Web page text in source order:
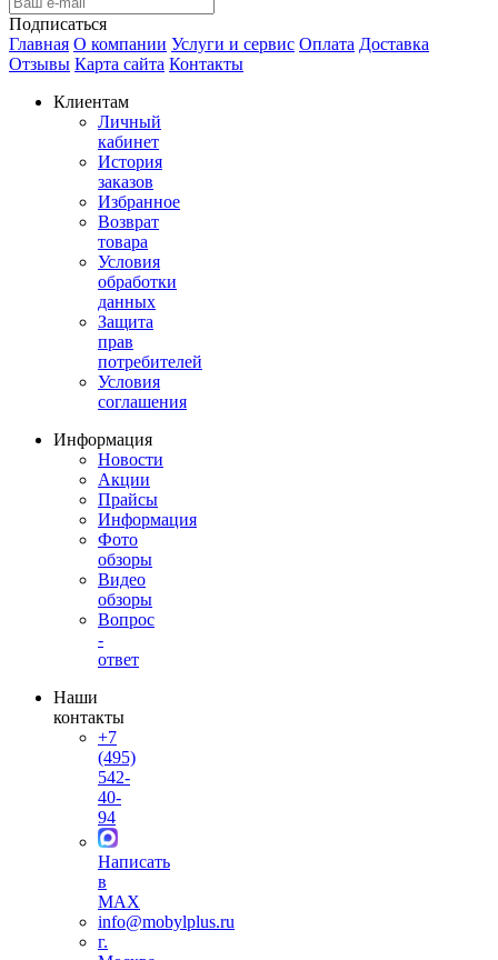
Подписаться
Главная О компании Услуги и сервис Оплата Доставка
Отзывы Карта сайта Контакты
Клиентам
Личный
кабинет
История
заказов
Избранное
Возврат
товара
Условия
обработки
данных
Защита
прав
потребителей
Условия
соглашения
Информация
Новости
Акции
Прайсы
Информация
Фото
обзоры
Видео
обзоры
Вопрос
-
ответ
Наши
контакты
+7
(495)
542-
40-
94
Написать
в
MAX
info@mobylplus.ru
г.